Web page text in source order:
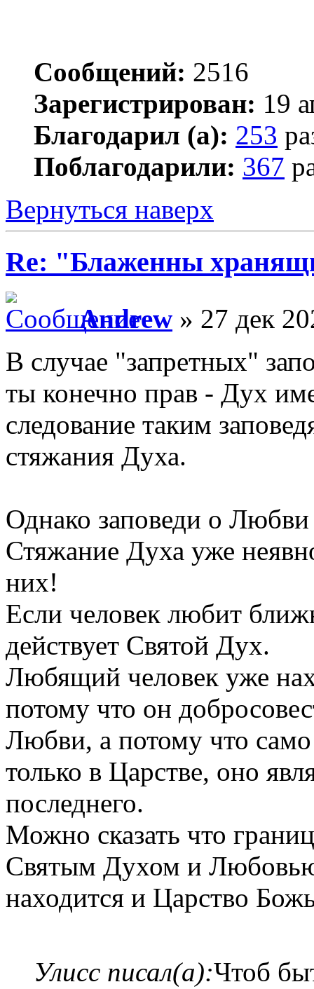
Сообщений: 2516
Зарегистрирован: 19
Благодарил (а): 253
Поблагодарили: 367
Вернуться наверх
Re: "Блаженны
Andrew » 27 дек
В случае "запретных"
ты конечно прав - Дух
следование таким
стяжания Духа.
Однако заповеди о Любви
Стяжание Духа уже
них!
Если человек любит
действует Святой Дух.
Любящий человек уже
потому что он
Любви, а потому что
только в Царстве, оно
последнего.
Можно сказать что
Святым Духом и
находится и Царство
Улисс писал(а):Чтоб